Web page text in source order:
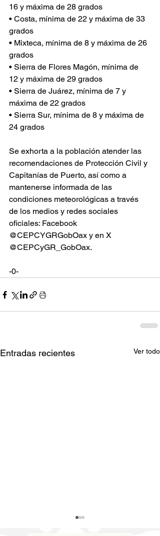
16 y máxima de 28 grados
• Costa, mínima de 22 y máxima de 33
grados
• Mixteca, mínima de 8 y máxima de 26
grados
• Sierra de Flores Magón, mínima de
12 y máxima de 29 grados
• Sierra de Juárez, mínima de 7 y
máxima de 22 grados
• Sierra Sur, mínima de 8 y máxima de
24 grados
Se exhorta a la población atender las
recomendaciones de Protección Civil y
Capitanías de Puerto, así como a
mantenerse informada de las
condiciones meteorológicas a través
de los medios y redes sociales
oficiales: Facebook
@CEPCYGRGobOax y en X
@CEPCyGR_GobOax.
-0-
Entradas recientes Ver todo